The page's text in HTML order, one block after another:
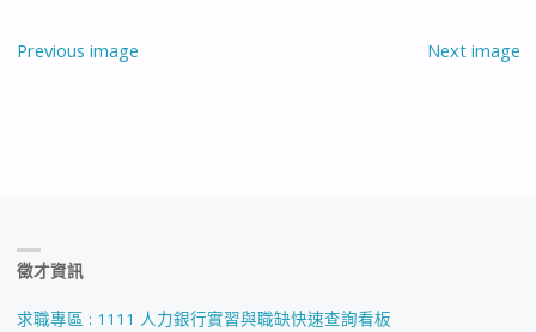
Previous image Next image
徵才資訊
求職專區 : 1111 人力銀行實習與職缺快速查詢看板